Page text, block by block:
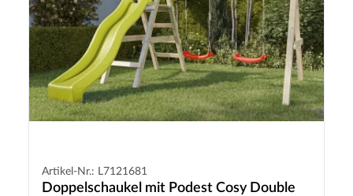
Artikel-Nr.: L7121681
Doppelschaukel mit Podest Cosy Double